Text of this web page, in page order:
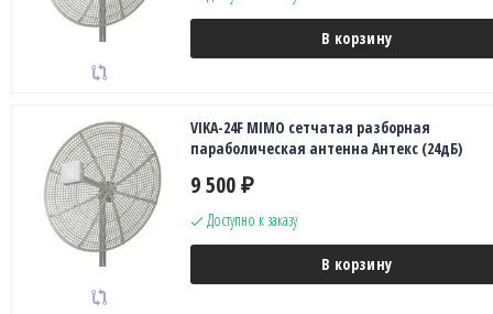
В корзину
VIKA-24F MIMO сетчатая разборная
параболическая антенна Антекс (24дБ)
9 500 ₽
Доступно к заказу
В корзину